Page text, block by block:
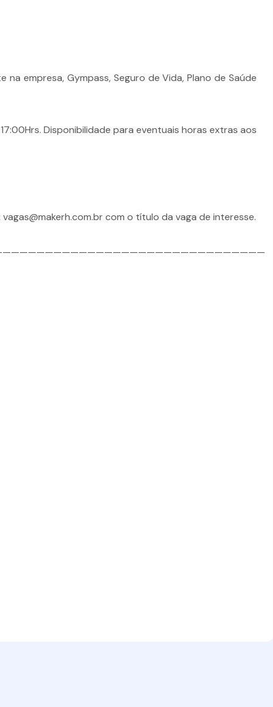
na empresa, Gympass, Seguro de Vida, Plano de Saúde
Disponibilidade para eventuais horas extras aos
com o título da vaga de interesse.